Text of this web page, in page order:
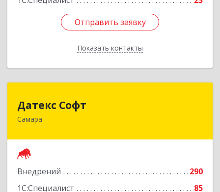
Отправить заявку
Показать контакты
Отправить заявку
Назад
Датекс Софт
Самара
Внедрений
290
1С:Специалист
85
443070, Самарская обл, Самара г, Партизанская